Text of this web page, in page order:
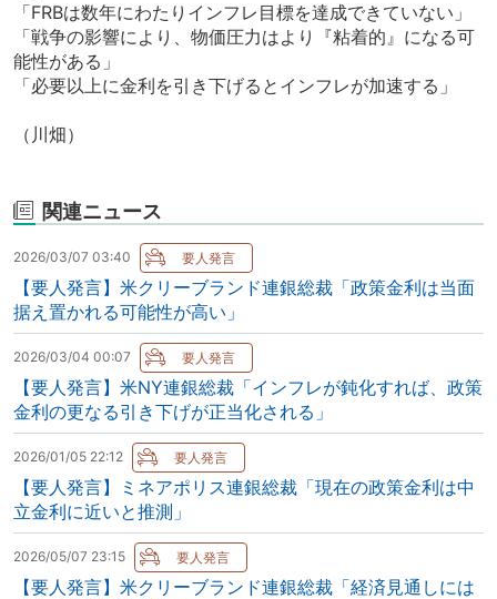
「FRBは数年にわたりインフレ目標を達成できていない」
「戦争の影響により、物価圧力はより『粘着的』になる可
能性がある」
「必要以上に金利を引き下げるとインフレが加速する」
（川畑）
関連ニュース
2026/03/07 03:40
【要人発言】米クリーブランド連銀総裁「政策金利は当面
据え置かれる可能性が高い」
2026/03/04 00:07
【要人発言】米NY連銀総裁「インフレが鈍化すれば、政策
金利の更なる引き下げが正当化される」
2026/01/05 22:12
【要人発言】ミネアポリス連銀総裁「現在の政策金利は中
立金利に近いと推測」
2026/05/07 23:15
【要人発言】米クリーブランド連銀総裁「経済見通しには